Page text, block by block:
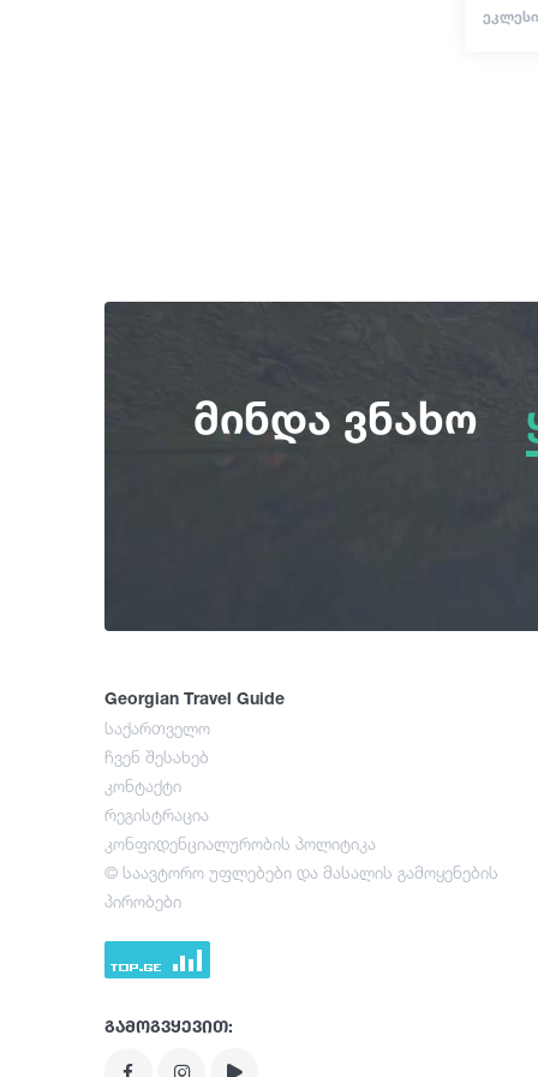
მინდა ვნახო
Georgian Travel Guide
საქართველო
ჩვენ შესახებ
კონტაქტი
რეგისტრაცია
კონფიდენციალურობის პოლიტიკა
© საავტორო უფლებები და მასალის გამოყენების
პირობები
გამოგვყევით: